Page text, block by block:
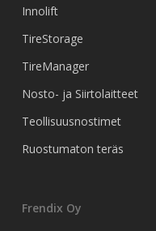
Innolift
TireStorage
TireManager
Nosto- ja Siirtolaitteet
Teollisuusnostimet
Ruostumaton teräs
Frendix Oy